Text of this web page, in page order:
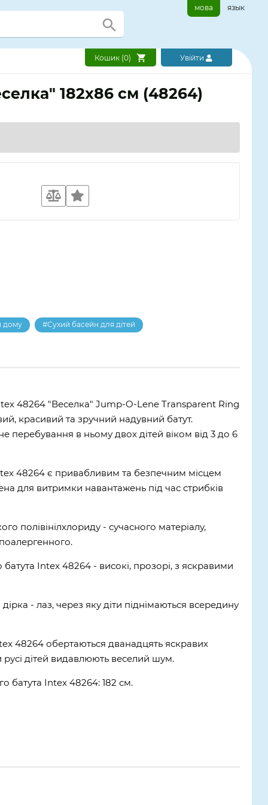
мова язык
Кошик (0) Увійти
182х86 см (48264)
дому #Сухий басейн для дітей
48264 "Веселка" Jump-O-Lene Transparent Ring
красивий та зручний надувний батут.
перебування в ньому двох дітей віком від 3 до 6
48264 є привабливим та безпечним місцем
для витримки навантажень під час стрибків
полівінілхлориду - сучасного матеріалу,
Intex 48264 - високі, прозорі, з яскравими
дірка - лаз, через яку діти піднімаються всередину
48264 обертаються дванадцять яскравих
русі дітей видавлюють веселий шум.
батута Intex 48264: 182 см.